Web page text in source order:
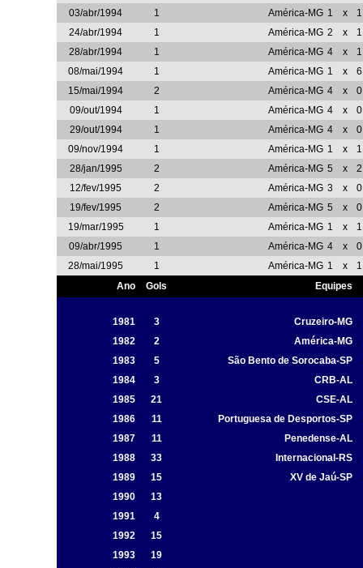
03/abr/1994
1 América-MG 1 x
1
24/abr/1994
1 América-MG 2 x
1
28/abr/1994
1 América-MG 4 x
1
08/mai/1994
1 América-MG 1 x
6
15/mai/1994
2 América-MG 4 x
0
09/out/1994
1 América-MG 4 x
0
29/out/1994
1 América-MG 4 x
0
09/nov/1994
1 América-MG 1 x
1
28/jan/1995
2 América-MG 5 x
2
12/fev/1995
2 América-MG 3 x
0
19/fev/1995
2 América-MG 5 x
0
19/mar/1995
1 América-MG 1 x
1
09/abr/1995
1 América-MG 4 x
0
28/mai/1995
1 América-MG 1 x
1
Ano
Gols Equipes
1981 3
Cruzeiro-MG
1982
2
América-MG
1983
5
São Bento de Sorocaba-SP
1984
3
CRB-AL
1985
21
CSE-AL
1986
11
Portuguesa de Desportos-SP
1987
11
Penedense-AL
1988
33
Internacional-RS
1989
15
XV de Jaú-SP
1990
13
1991
4
1992
15
1993
19